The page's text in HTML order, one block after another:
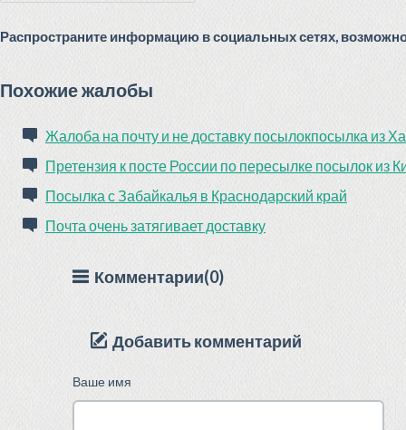
Распространите информацию в социальных сетях,
Похожие жалобы
Жалоба на почту и не доставку посылокпосылка из
Претензия к посте России по пересылке посылок из
Посылка с Забайкалья в Краснодарский край
Почта очень затягивает доставку
Комментарии(0)
Добавить комментарий
Ваше имя